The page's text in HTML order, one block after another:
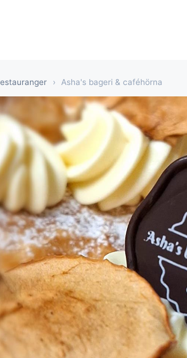
› Asha's bageri & caféhörna